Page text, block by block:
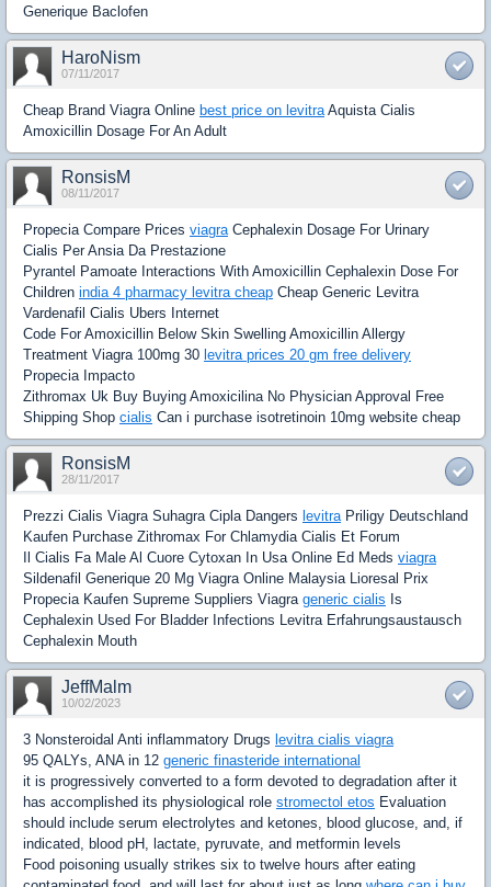
Generique Baclofen
HaroNism
07/11/2017
Cheap Brand Viagra Online best price on levitra Aquista Cialis
Amoxicillin Dosage For An Adult
RonsisM
08/11/2017
Propecia Compare Prices viagra Cephalexin Dosage For Urinary
Cialis Per Ansia Da Prestazione
Pyrantel Pamoate Interactions With Amoxicillin Cephalexin Dose For
Children india 4 pharmacy levitra cheap Cheap Generic Levitra
Vardenafil Cialis Ubers Internet
Code For Amoxicillin Below Skin Swelling Amoxicillin Allergy
Treatment Viagra 100mg 30 levitra prices 20 gm free delivery
Propecia Impacto
Zithromax Uk Buy Buying Amoxicilina No Physician Approval Free
Shipping Shop cialis Can i purchase isotretinoin 10mg website cheap
RonsisM
28/11/2017
Prezzi Cialis Viagra Suhagra Cipla Dangers levitra Priligy Deutschland
Kaufen Purchase Zithromax For Chlamydia Cialis Et Forum
Il Cialis Fa Male Al Cuore Cytoxan In Usa Online Ed Meds viagra
Sildenafil Generique 20 Mg Viagra Online Malaysia Lioresal Prix
Propecia Kaufen Supreme Suppliers Viagra generic cialis Is
Cephalexin Used For Bladder Infections Levitra Erfahrungsaustausch
Cephalexin Mouth
JeffMalm
10/02/2023
3 Nonsteroidal Anti inflammatory Drugs levitra cialis viagra
95 QALYs, ANA in 12 generic finasteride international
it is progressively converted to a form devoted to degradation after it
has accomplished its physiological role stromectol etos Evaluation
should include serum electrolytes and ketones, blood glucose, and, if
indicated, blood pH, lactate, pyruvate, and metformin levels
Food poisoning usually strikes six to twelve hours after eating